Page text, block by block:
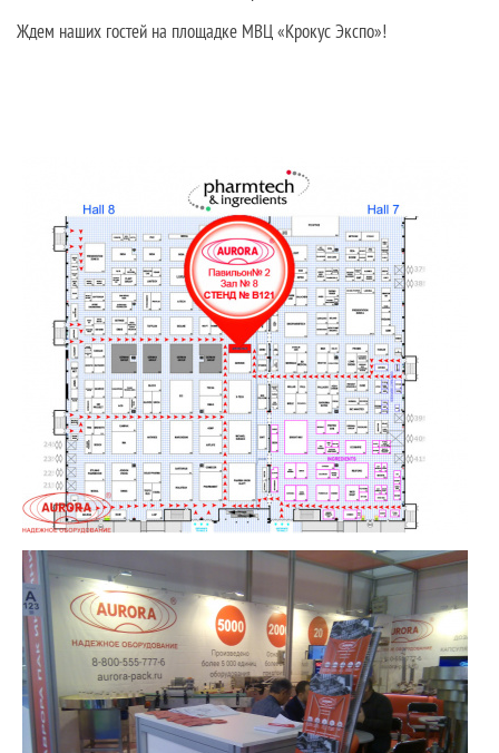
Ждем наших гостей на площадке МВЦ «Крокус Экспо»!